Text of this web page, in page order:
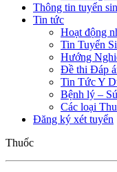
Thông tin tuyển
Tin tức
Hoạt động
Tin Tuyển
Hướng
Đề thi Đáp
Tin Tức Y
Bệnh lý –
Các loại
Đăng ký xét tuyển
Thuốc